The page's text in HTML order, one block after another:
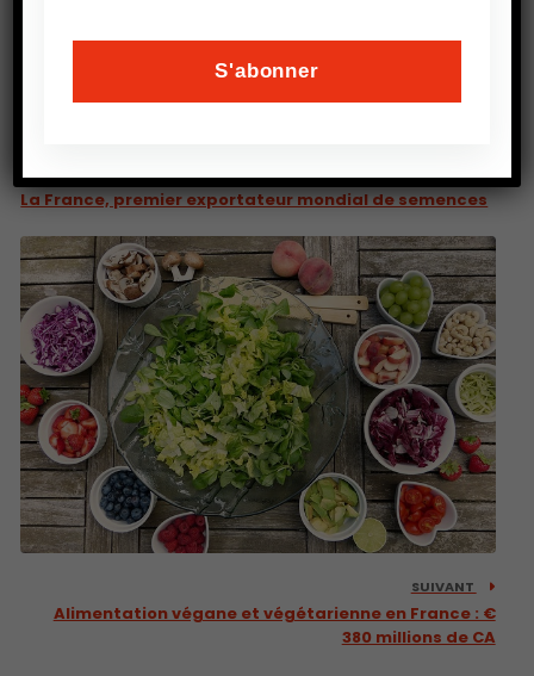
PRÉCEDENT
La France, premier exportateur mondial de semences
SUIVANT
Alimentation végane et végétarienne en France : €
380 millions de CA